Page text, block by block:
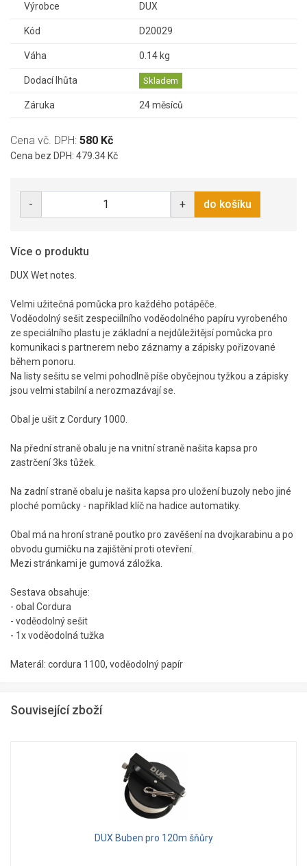
Výrobce DUX
Kód D20029
Váha 0.14 kg
Dodací lhůta Skladem
Záruka 24 měsíců
Cena vč. DPH: 580 Kč
Cena bez DPH: 479.34 Kč
- + do košíku
Více o produktu
DUX Wet notes.
Velmi užitečná pomůcka pro každého potápěče.
Voděodolný sešit zespeciílního voděodolného papíru vyrobeného
ze speciálního plastu je základní a nejdůležitějsí pomůcka pro
komunikaci s partnerem nebo záznamy a zápisky pořizované
během ponoru.
Na listy sešitu se velmi pohodlně píše obyčejnou tyžkou a zápisky
jsou velmi stabilní a nerozmazávají se.
Obal je ušit z Cordury 1000.
Na přední straně obalu je na vnitní straně našita kapsa pro
zastrčení 3ks tůžek.
Na zadní straně obalu je našita kapsa pro uložení buzoly nebo jiné
ploché pomůcky - například klíč na hadice automatiky.
Obal má na hroní straně poutko pro zavěšení na dvojkarabinu a po
obvodu gumičku na zajištění proti otevření.
Mezi stránkami je gumová záložka.
Sestava obsahuje:
- obal Cordura
- voděodolný sešit
- 1x voděodolná tužka
Materál: cordura 1100, voděodolný papír
Související zboží
DUX Buben pro 120m šňůry